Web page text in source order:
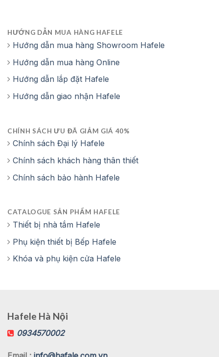
HƯỚNG DẪN MUA HÀNG HAFELE
Hướng dẫn mua hàng Showroom Hafele
Hướng dẫn mua hàng Online
Hướng dẫn lắp đặt Hafele
Hướng dẫn giao nhận Hafele
CHÍNH SÁCH ƯU ĐÃ GIẢM GIÁ 40%
Chính sách Đại lý Hafele
Chính sách khách hàng thân thiết
Chính sách bảo hành Hafele
CATALOGUE SẢN PHẨM HAFELE
Thiết bị nhà tắm Hafele
Phụ kiện thiết bị Bếp Hafele
Khóa và phụ kiện cửa Hafele
Hafele Hà Nội
0934570002